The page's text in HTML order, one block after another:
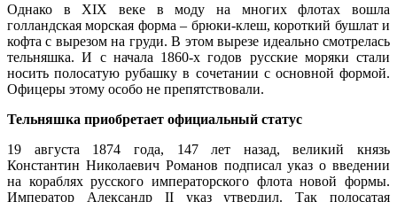
Однако в XIX веке в моду на многих флотах вошла
голландская морская форма – брюки-клеш, короткий бушлат и
кофта с вырезом на груди. В этом вырезе идеально смотрелась
тельняшка. И с начала 1860-х годов русские моряки стали
носить полосатую рубашку в сочетании с основной формой.
Офицеры этому особо не препятствовали.
Тельняшка приобретает официальный статус
19 августа 1874 года, 147 лет назад, великий князь
Константин Николаевич Романов подписал указ о введении
на кораблях русского императорского флота новой формы.
Император Александр II указ утвердил. Так полосатая